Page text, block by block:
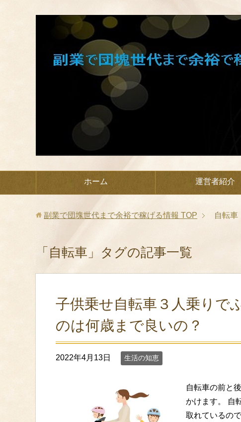
ホーム 運営者紹介
副業で団塊世代まで余裕で稼げる情報 TOP 自転車
「自転車」タグの記事一覧
子供乗せ自転車３人乗りで
のは何歳まで良いの？
2022年4月13日 生活の知恵
自転車の前と
かけます。 自
取れているの